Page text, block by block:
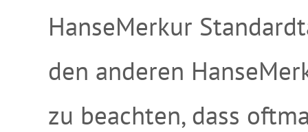
HanseMerkur
den anderen
zu beachten, dass